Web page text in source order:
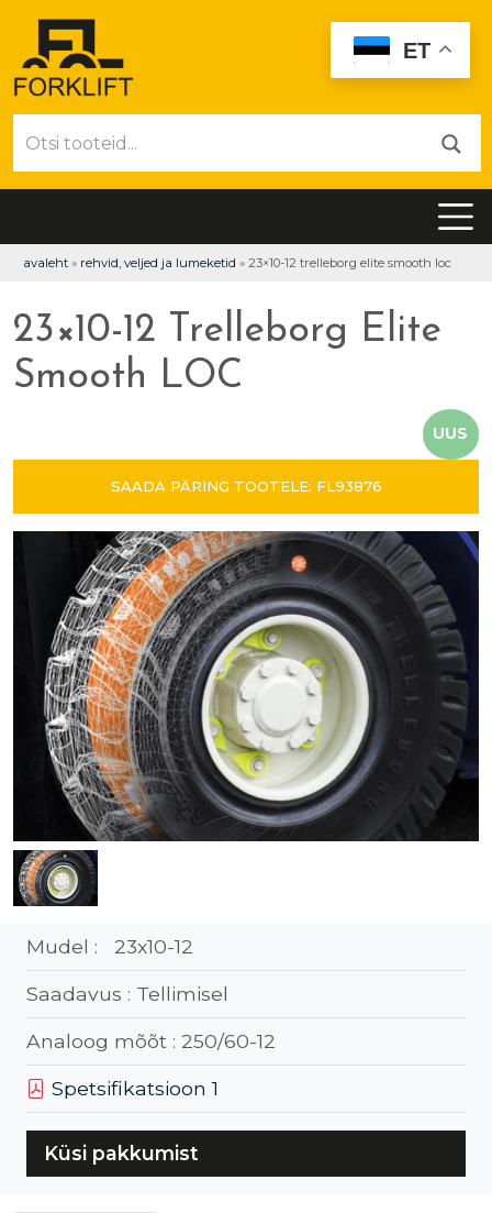
avaleht » rehvid, veljed ja lumeketid » 23×10-12 trelleborg elite smooth loc
23×10-12 Trelleborg Elite
Smooth LOC
UUS
SAADA PÄRING TOOTELE: FL93876
Mudel : 23x10-12
Saadavus : Tellimisel
Analoog mõõt : 250/60-12
Spetsifikatsioon 1
Küsi pakkumist
ET